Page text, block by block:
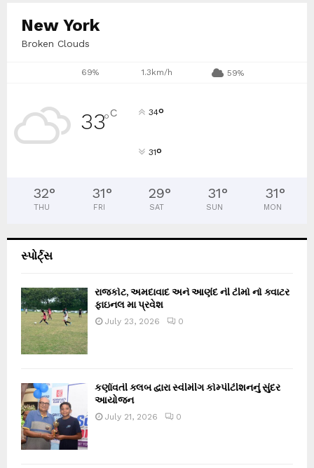
New York
Broken Clouds
69% 1.3km/h 59%
33°C 34°
31°
32°
THU
31°
FRI
29°
SAT
31°
SUN
31°
MON
સ્પોર્ટ્સ
રાજકોટ, અમદાવાદ અને આણંદ ની ટીમો નો ક્વાટર
ફાઇનલ મા પ્રવેશ
July 23, 2026 0
કર્ણાવતી ક્લબ દ્વારા સ્વીમીંગ કોમ્પીટીશનનું સુંદર
આયોજન
July 21, 2026 0